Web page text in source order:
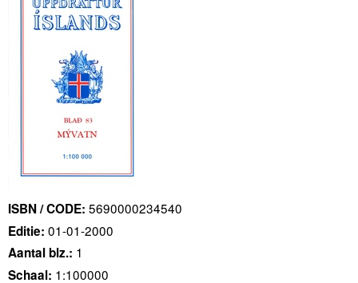
ISBN / CODE: 5690000234540
Editie: 01-01-2000
Aantal blz.: 1
Schaal: 1:100000